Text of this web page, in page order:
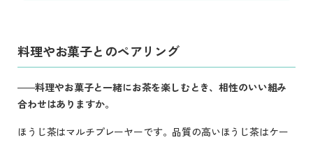
料理やお菓子とのペアリング
料理やお菓子と一緒にお茶を楽しむとき、相性のいい組み
合わせはありますか。
ほうじ茶はマルチプレーヤーです。品質の高いほうじ茶はケー